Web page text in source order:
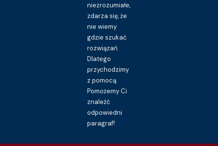
niezrozumiałe,
zdarza się, że
nie wiemy
gdzie szukać
rozwiązań.
Dlatego
przychodzimy
z pomocą.
Pomożemy Ci
znaleźć
odpowiedni
paragraf!